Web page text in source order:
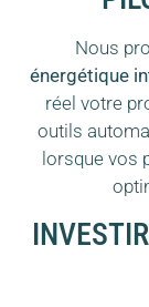
Nous
énergétique
réel votre
outils
lorsque vos